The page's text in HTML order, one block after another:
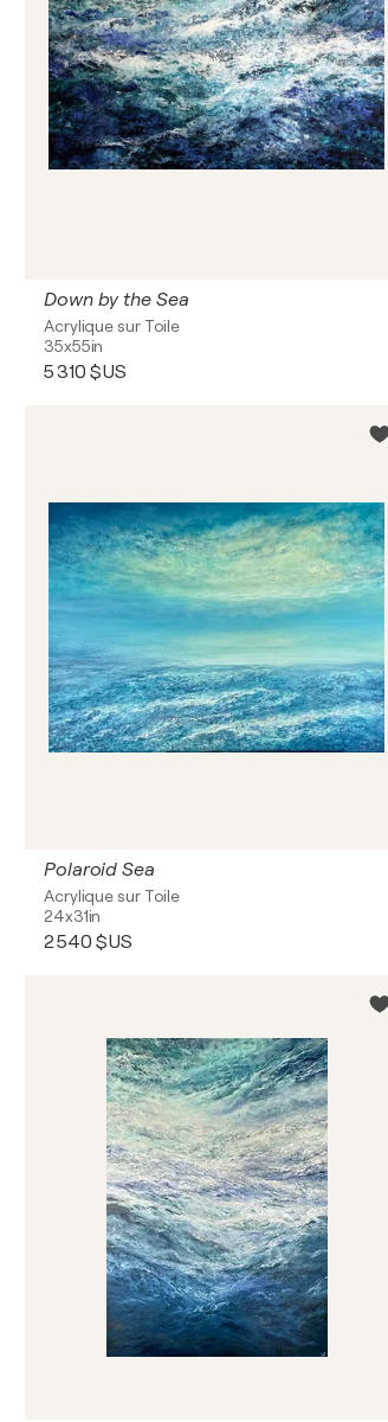
Down by the Sea
Acrylique sur Toile
35x55in
5 310 $US
Polaroid Sea
Acrylique sur Toile
24x31in
2 540 $US